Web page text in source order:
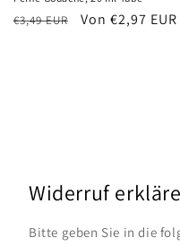
Normaler
€3,49 EUR Verkaufspreis
Von €2,97 EUR
Widerruf
Bitte geben Sie in die